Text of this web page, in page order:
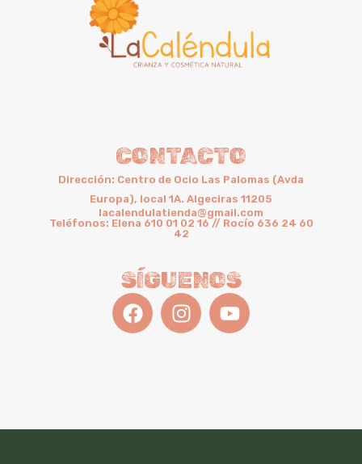
CONTACTO
Dirección: Centro de Ocio Las Palomas (Avda
Europa), local 1A. Algeciras 11205
lacalendulatienda@gmail.com
Teléfonos: Elena 610 01 02 16 // Rocío 636 24 60
42
SÍGUENOS